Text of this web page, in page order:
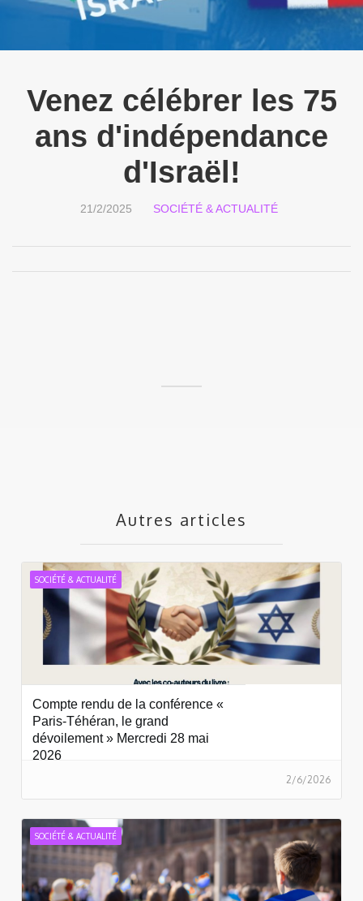
Venez célébrer les 75
ans d'indépendance
d'Israël!
21/2/2025 SOCIÉTÉ & ACTUALITÉ
Autres articles
SOCIÉTÉ & ACTUALITÉ
Compte rendu de la conférence «
Paris-Téhéran, le grand
dévoilement » Mercredi 28 mai
2026
2/6/2026
SOCIÉTÉ & ACTUALITÉ